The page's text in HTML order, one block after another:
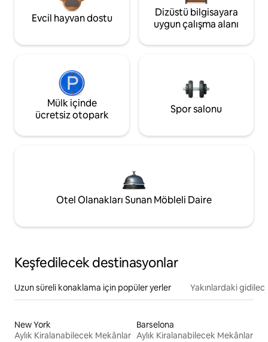
Evcil hayvan dostu
Dizüstü bilgisayara
uygun çalışma alanı
Mülk içinde
ücretsiz otopark
Spor salonu
Otel Olanakları Sunan Möbleli Daire
Keşfedilecek destinasyonlar
Uzun süreli konaklama için popüler yerler Yakınlardaki
New York
Aylık Kiralanabilecek Mekânlar
Barselona
Aylık Kiralanabilecek Mekânlar